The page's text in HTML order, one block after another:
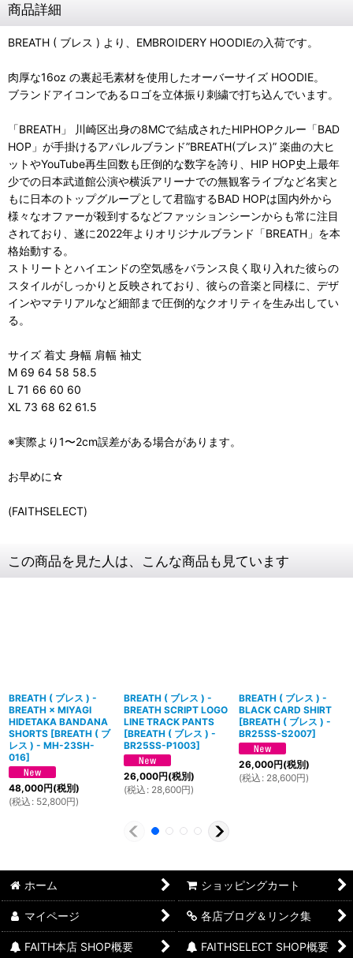
商品詳細
BREATH ( ブレス ) より、EMBROIDERY HOODIEの入荷です。
肉厚な16oz の裏起毛素材を使用したオーバーサイズ HOODIE。
ブランドアイコンであるロゴを立体振り刺繍で打ち込んでいます。
「BREATH」 川崎区出身の8MCで結成されたHIPHOPクルー「BAD
HOP」が手掛けるアパレルブランド”BREATH(ブレス)” 楽曲の大ヒ
ットやYouTube再生回数も圧倒的な数字を誇り、HIP HOP史上最年
少での日本武道館公演や横浜アリーナでの無観客ライブなど名実と
もに日本のトップグループとして君臨するBAD HOPは国内外から
様々なオファーが殺到するなどファッションシーンからも常に注目
されており、遂に2022年よりオリジナルブランド「BREATH」を本
格始動する。
ストリートとハイエンドの空気感をバランス良く取り入れた彼らの
スタイルがしっかりと反映されており、彼らの音楽と同様に、デザ
インやマテリアルなど細部まで圧倒的なクオリティを生み出してい
る。
サイズ 着丈 身幅 肩幅 袖丈
M 69 64 58 58.5
L 71 66 60 60
XL 73 68 62 61.5
※実際より1〜2cm誤差がある場合があります。
お早めに☆
(FAITHSELECT)
この商品を見た人は、こんな商品も見ています
BREATH ( ブレス ) -
BREATH × MIYAGI
HIDETAKA BANDANA
SHORTS [BREATH ( ブ
レス ) - MH-23SH-
016]
48,000円(税別)
(税込 : 52,800円)
BREATH ( ブレス ) -
BREATH SCRIPT LOGO
LINE TRACK PANTS
[BREATH ( ブレス ) -
BR25SS-P1003]
26,000円(税別)
(税込 : 28,600円)
BREATH ( ブレス ) -
BLACK CARD SHIRT
[BREATH ( ブレス ) -
BR25SS-S2007]
26,000円(税別)
(税込 : 28,600円)
ホーム ショッピングカート
マイページ 各店ブログ＆リンク集
FAITH本店 SHOP概要 FAITHSELECT SHOP概要